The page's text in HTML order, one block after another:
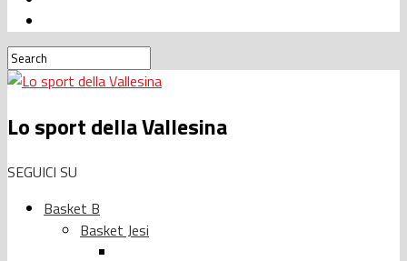
Lo sport della Vallesina
SEGUICI SU
Basket B
Basket Jesi